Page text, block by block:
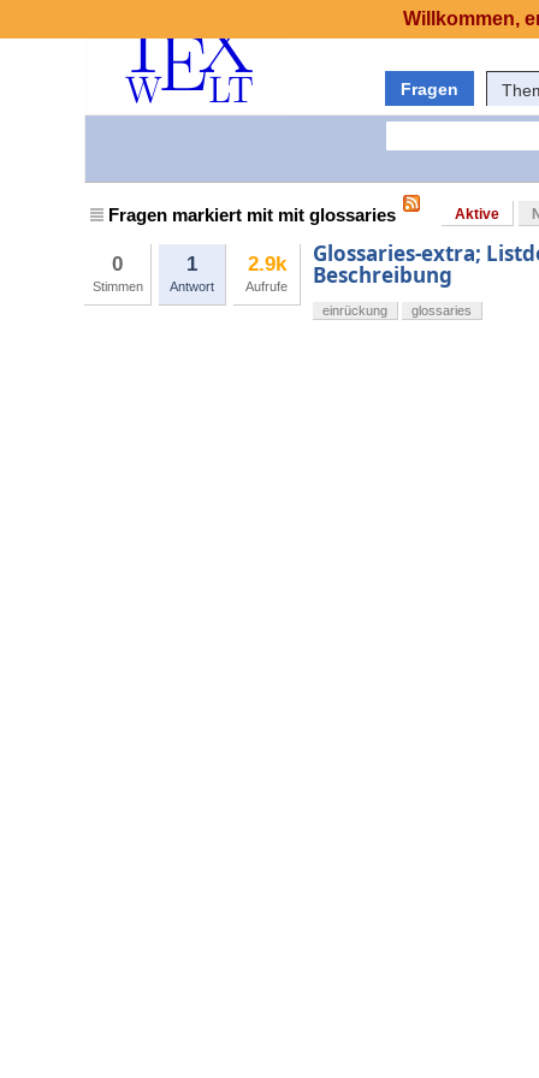
Fragen
Fragen markiert mit mit glossaries Aktive
0
Stimmen
1
Antwort
2.9k
Aufrufe
Glossaries-extra;
Beschreibung
einrückung glossaries
Willkommen,